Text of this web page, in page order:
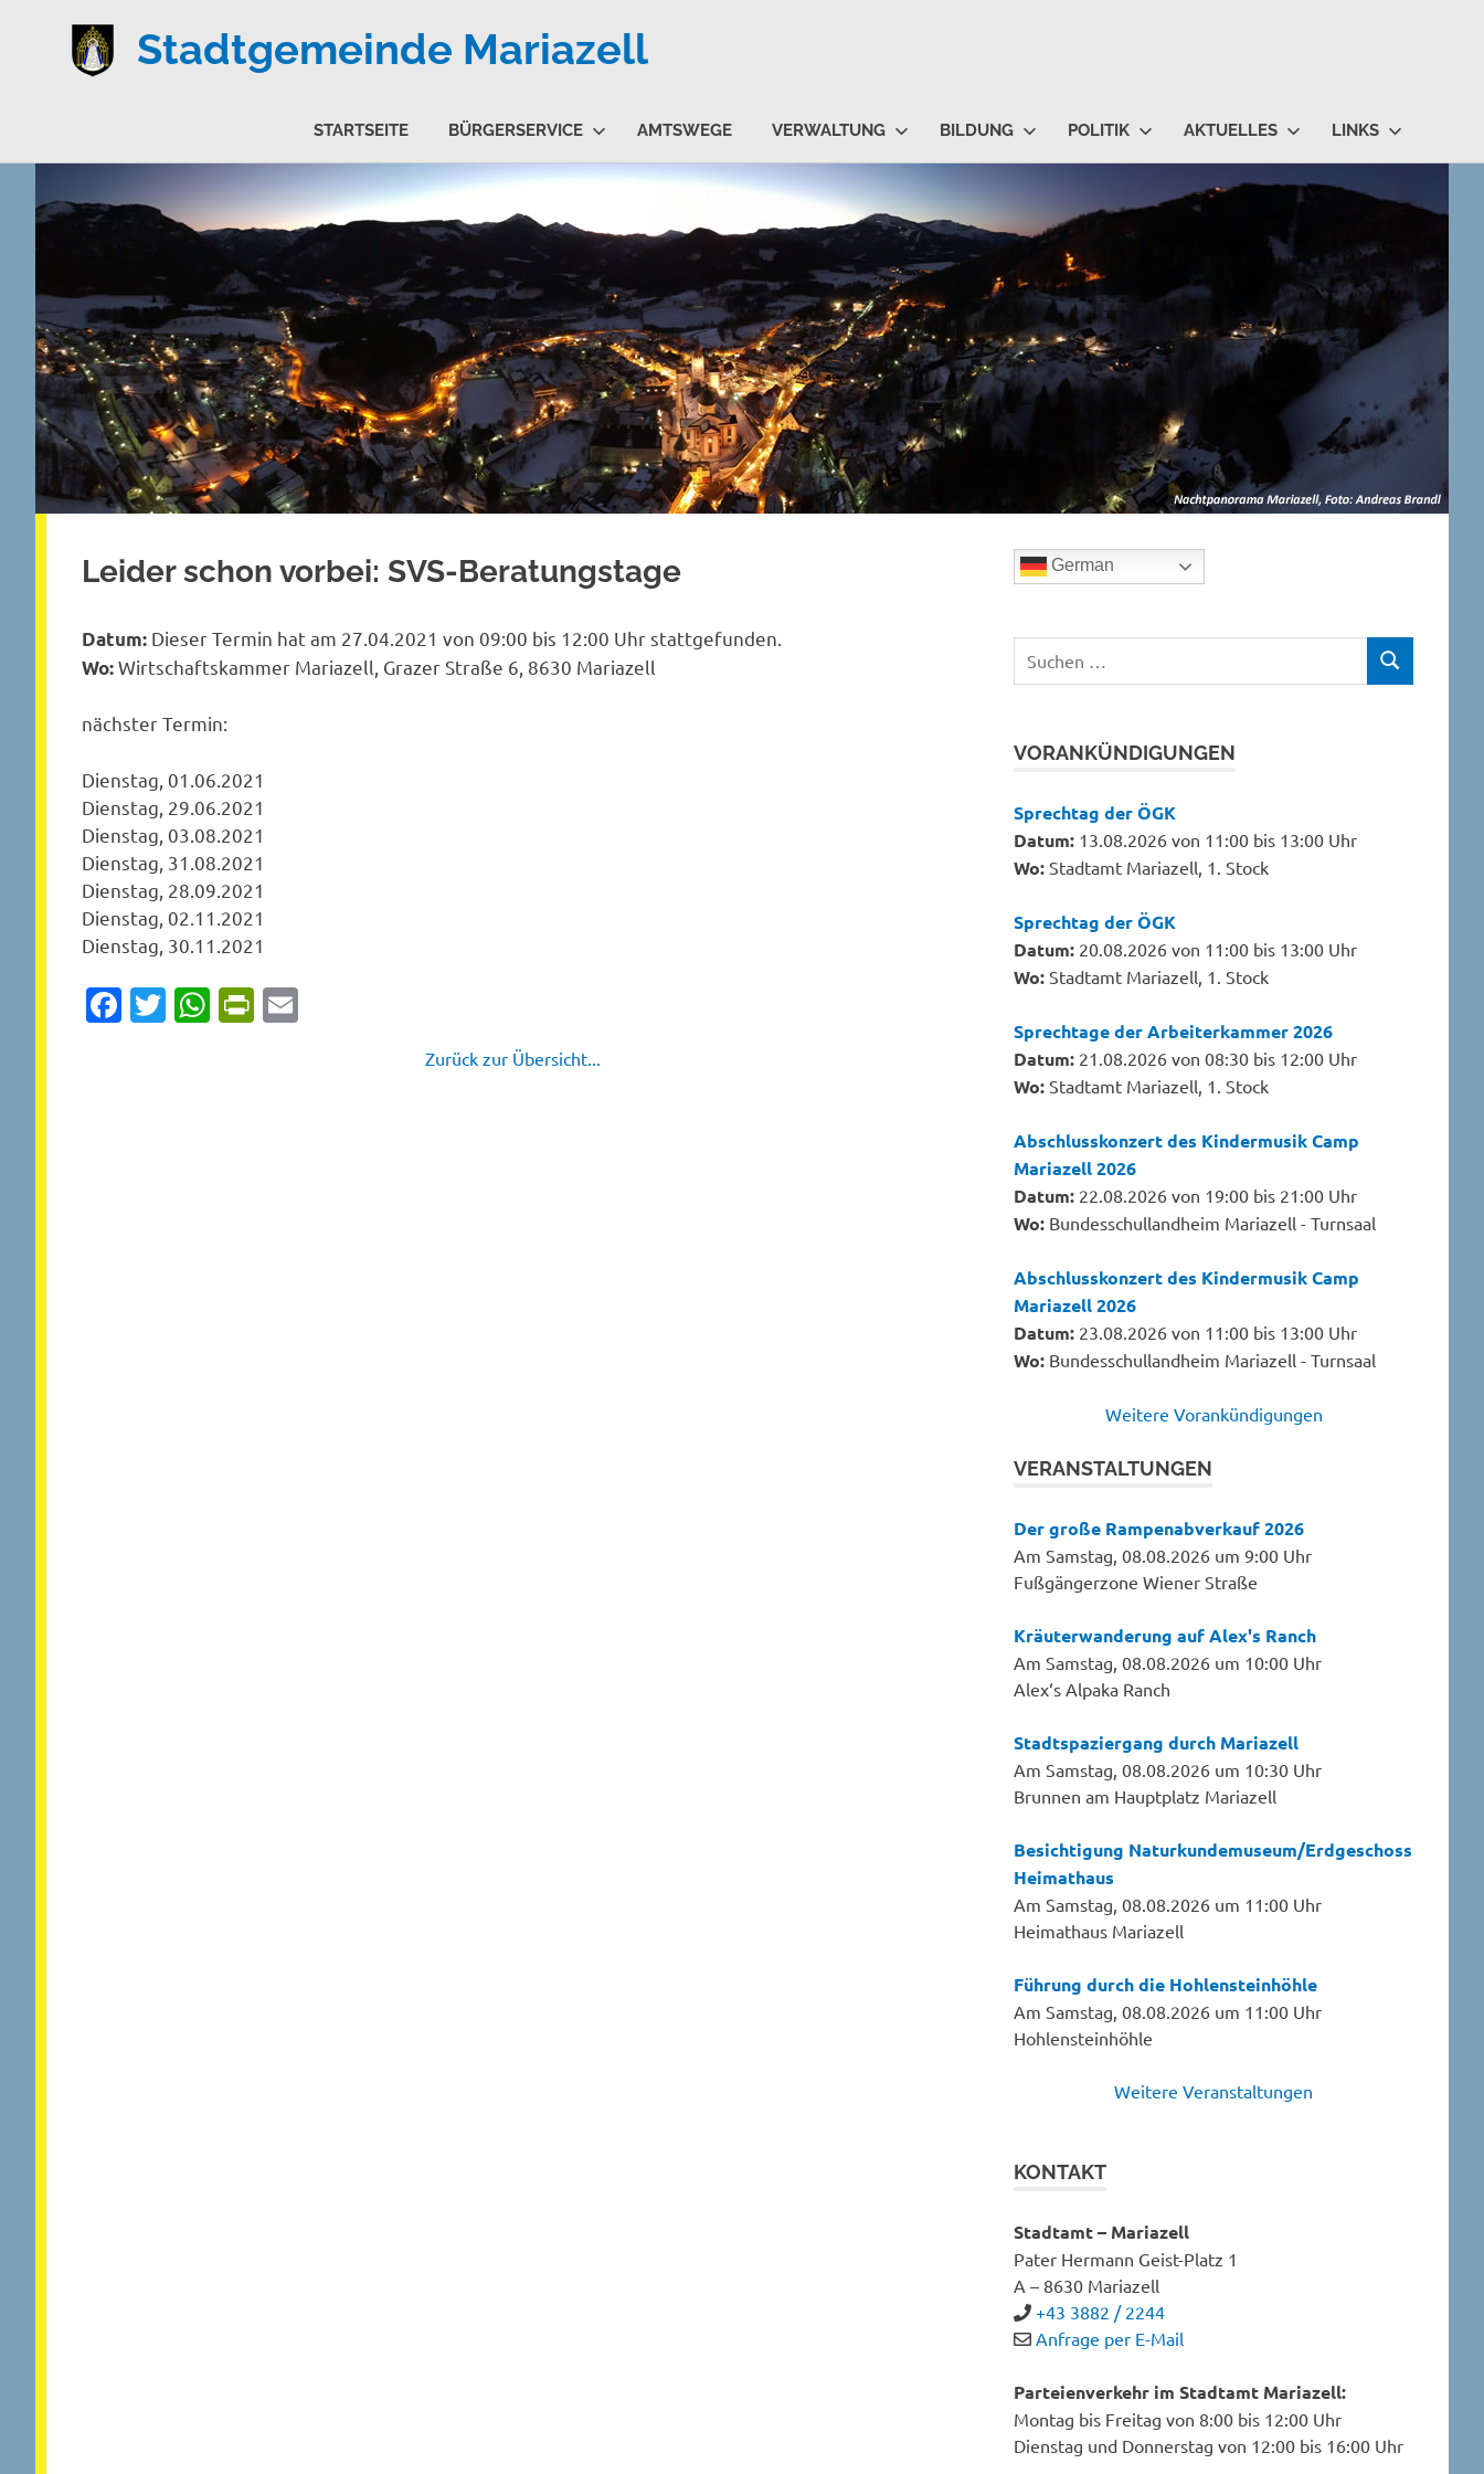
Inhalt
springen
Stadtgemeinde Mariazell
STARTSEITE BÜRGERSERVICE AMTSWEGE VERWALTUNG BILDUNG POLITIK AKTUELLES LINKS
Leider schon vorbei: SVS-Beratungstage
Datum: Dieser Termin hat am 27.04.2021 von 09:00 bis 12:00 Uhr stattgefunden.
Wo:Wirtschaftskammer Mariazell, Grazer Straße 6, 8630 Mariazell
nächster Termin:
Dienstag, 01.06.2021
Dienstag, 29.06.2021
Dienstag, 03.08.2021
Dienstag, 31.08.2021
Dienstag, 28.09.2021
Dienstag, 02.11.2021
Dienstag, 30.11.2021
Facebook
Twitter
WhatsApp
PrintFriendly
Zurück zur Übersicht...
German
Suchen
SUCHEN
VORANKÜNDIGUNGEN
Sprechtag der ÖGK
Datum: 13.08.2026 von 11:00 bis 13:00 Uhr
Wo: Stadtamt Mariazell, 1. Stock
Sprechtag der ÖGK
Datum: 20.08.2026 von 11:00 bis 13:00 Uhr
Wo: Stadtamt Mariazell, 1. Stock
Sprechtage der Arbeiterkammer 2026
Datum: 21.08.2026 von 08:30 bis 12:00 Uhr
Wo: Stadtamt Mariazell, 1. Stock
Abschlusskonzert des Kindermusik Camp
Mariazell 2026
Datum: 22.08.2026 von 19:00 bis 21:00 Uhr
Wo: Bundesschullandheim Mariazell - Turnsaal
Abschlusskonzert des Kindermusik Camp
Mariazell 2026
Datum: 23.08.2026 von 11:00 bis 13:00 Uhr
Wo: Bundesschullandheim Mariazell - Turnsaal
Weitere Vorankündigungen
VERANSTALTUNGEN
Der große Rampenabverkauf 2026
Am Samstag, 08.08.2026 um 9:00 Uhr
Fußgängerzone Wiener Straße
Kräuterwanderung auf Alex's Ranch
Am Samstag, 08.08.2026 um 10:00 Uhr
Alex‘s Alpaka Ranch
Stadtspaziergang durch Mariazell
Am Samstag, 08.08.2026 um 10:30 Uhr
Brunnen am Hauptplatz Mariazell
Besichtigung Naturkundemuseum/Erdgeschoss
Heimathaus
Am Samstag, 08.08.2026 um 11:00 Uhr
Heimathaus Mariazell
Führung durch die Hohlensteinhöhle
Am Samstag, 08.08.2026 um 11:00 Uhr
Hohlensteinhöhle
Weitere Veranstaltungen
KONTAKT
Stadtamt – Mariazell
Pater Hermann Geist-Platz 1
A – 8630 Mariazell
+43 3882 / 2244
Anfrage per E-Mail
Parteienverkehr im Stadtamt Mariazell:
Montag bis Freitag von 8:00 bis 12:00 Uhr
Dienstag und Donnerstag von 12:00 bis 16:00 Uhr